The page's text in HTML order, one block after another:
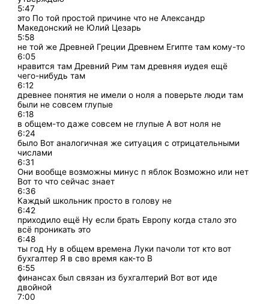
5:47
это По той простой причине что не Александр
Македонский не Юлий Цезарь
5:58
не той же Древней Греции Древнем Египте там кому-то
6:05
нравится там Древний Рим там древняя иудея ещё
чего-нибудь там
6:12
древнее понятия не имели о ноля а поверьте люди там
были не совсем глупые
6:18
в общем-то даже совсем не глупые А вот ноля не
6:24
было Вот аналогичная же ситуация с отрицательными
числами
6:31
Они вообще возможны минус п яблок Возможно или нет
Вот то что сейчас знает
6:36
Каждый школьник просто в голову не
6:42
приходило ещё Ну если брать Европу когда стало это
всё проникать это
6:48
ты год Ну в общем времена Луки пачоли тот кто вот
бухгалтер Я в сво время как-то В
6:55
финансах был связан из бухгалтерий Вот вот иде
двойной
7:00